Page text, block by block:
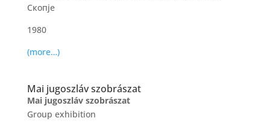
Скопје
1980
(more…)
Mai jugoszláv szobrászat
Mai jugoszláv szobrászat
Group exhibition